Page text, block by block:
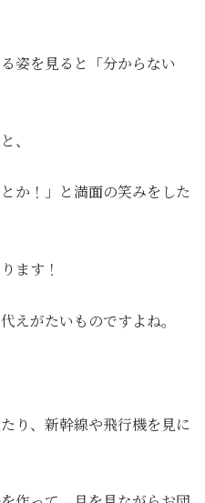
姿を見ると「分からない
、
か！」と満面の笑みをした
ます！
えがたいものですよね。
り、新幹線や飛行機を見に